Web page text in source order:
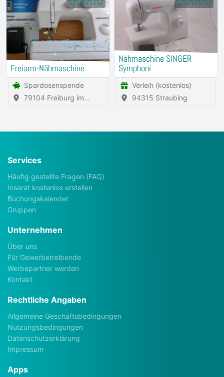
Freiarm-Nähmaschine
Spardosenspende
Nähmaschine SINGER
Symphoni
Verleih (kostenlos)
94315 Straubing
Services
Häufig gestellte Fragen (FAQ)
Inserat kostenlos erstellen
Buchungskalender
Gruppen
Unternehmen
Über uns
Für Gewerbetreibende
Werbepartner werden
Kontakt
Rechtliche Angaben
Allgemeine Geschäftsbedingungen
Nutzungsbedingungen
Datenschutzerklärung
Impressum
Apps